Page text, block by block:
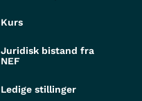
Kurs
Juridisk bistand fra
NEF
Ledige stillinger